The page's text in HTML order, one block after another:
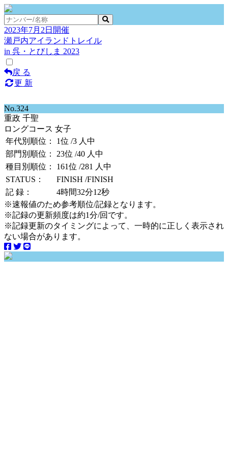
2023年7月2日開催
瀬戸内アイランドトレイル
in 呉・とびしま 2023
戻 る
更 新
No.324
重政 千聖
ロングコース 女子
年代別順位：
1位 /3 人中
部門別順位：
23位 /40 人中
種目別順位：
161位 /281 人中
STATUS：
FINISH /FINISH
記 録：
4時間32分12秒
※速報値のため参考順位/記録となります。
※記録の更新頻度は約1分/回です。
※記録更新のタイミングによって、一時的に正しく表示され
ない場合があります。